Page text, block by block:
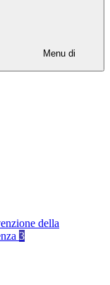
Menu di
della
3